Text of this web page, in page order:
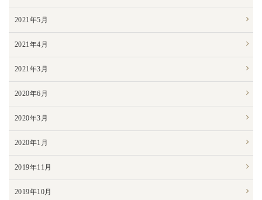
2021年5月
2021年4月
2021年3月
2020年6月
2020年3月
2020年1月
2019年11月
2019年10月